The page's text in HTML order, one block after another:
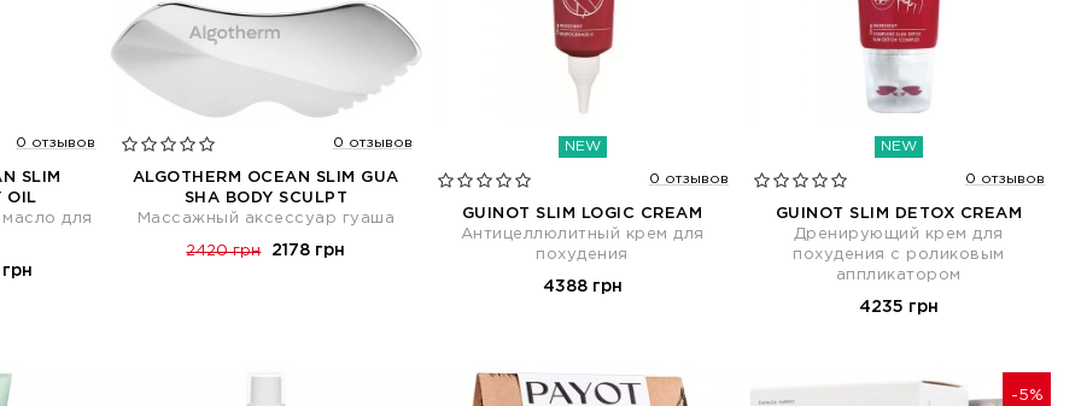
0 отзывов
SLIM
OIL
для
0 отзывов
ALGOTHERM OCEAN SLIM GUA
SHA BODY SCULPT
Массажный аксессуар гуаша
2420 грн 2178 грн
NEW
0 отзывов
GUINOT SLIM LOGIC CREAM
Антицеллюлитный крем для
похудения
4388 грн
NEW
0 отзывов
GUINOT SLIM DETOX CREAM
Дренирующий крем для
похудения с роликовым
аппликатором
4235 грн
-5%